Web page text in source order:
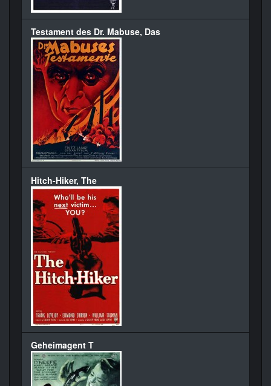
Testament des Dr. Mabuse, Das
Hitch-Hiker, The
Geheimagent T